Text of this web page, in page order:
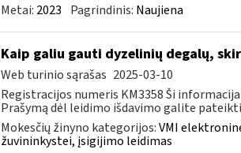
Metai: 2023 Pagrindinis: Naujiena
Kaip galiu gauti dyzelinių degalų,
Web turinio sąrašas 2025-03-10
Registracijos numeris KM3358 Ši
Prašymą dėl leidimo išdavimo galite
Mokesčių žinyno kategorijos:VMI
žuvininkystei, įsigijimo leidimas